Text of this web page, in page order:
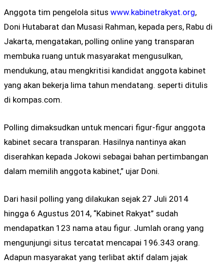
Anggota tim pengelola situs www.kabinetrakyat.org,
Doni Hutabarat dan Musasi Rahman, kepada pers, Rabu di
Jakarta, mengatakan, polling online yang transparan
membuka ruang untuk masyarakat mengusulkan,
mendukung, atau mengkritisi kandidat anggota kabinet
yang akan bekerja lima tahun mendatang. seperti ditulis
di kompas.com.
Polling dimaksudkan untuk mencari figur-figur anggota
kabinet secara transparan. Hasilnya nantinya akan
diserahkan kepada Jokowi sebagai bahan pertimbangan
dalam memilih anggota kabinet,” ujar Doni.
Dari hasil polling yang dilakukan sejak 27 Juli 2014
hingga 6 Agustus 2014, “Kabinet Rakyat” sudah
mendapatkan 123 nama atau figur. Jumlah orang yang
mengunjungi situs tercatat mencapai 196.343 orang.
Adapun masyarakat yang terlibat aktif dalam jajak